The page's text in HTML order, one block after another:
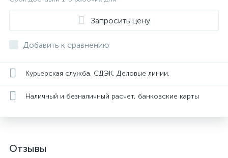
Запросить цену
Добавить к сравнению
Курьерская служба. СДЭК. Деловые линии.
Наличный и безналичный расчет, банковские карты
Отзывы